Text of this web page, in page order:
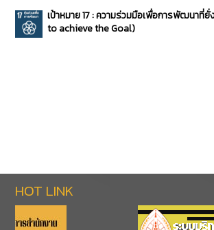
เป้าหมาย 17 : ความร่วมมือเพื่อการพัฒนาที่
to achieve the Goal)
HOT LINK